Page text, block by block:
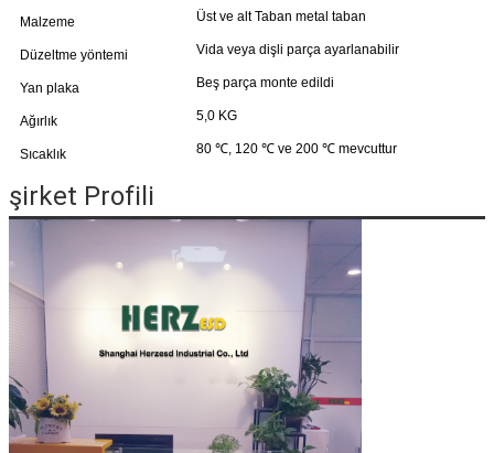
Malzeme Üst ve alt Taban metal taban
Düzeltme yöntemi Vida veya dişli parça ayarlanabilir
Yan plaka Beş parça monte edildi
Ağırlık 5,0 KG
Sıcaklık 80 ℃, 120 ℃ ve 200 ℃ mevcuttur
şirket Profili